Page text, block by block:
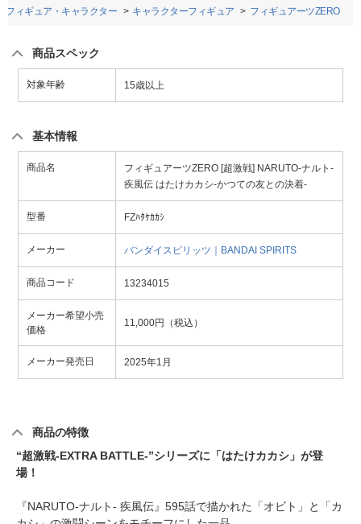
フィギュア・キャラクター キャラクターフィギュア フィギュアーツZERO
商品スペック
対象年齢 15歳以上
基本情報
商品名
フィギュアーツZERO [超激戦] NARUTO-ナルト-
疾風伝 はたけカカシ-かつての友との決着-
型番 FZﾊﾀｹｶｶｼ
メーカー バンダイスピリッツ｜BANDAI SPIRITS
商品コード 13234015
メーカー希望小売
価格
11,000円（税込）
メーカー発売日 2025年1月
商品の特徴
“超激戦-EXTRA BATTLE-”シリーズに「はたけカカシ」が登
場！
『NARUTO-ナルト- 疾風伝』595話で描かれた「オビト」と「カ